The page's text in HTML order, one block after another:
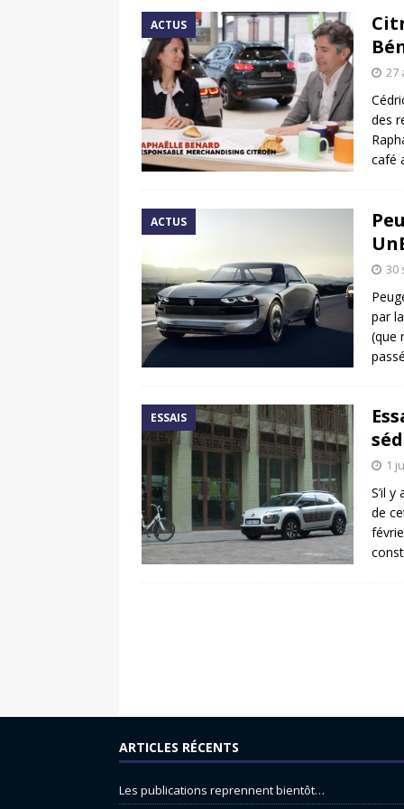
ACTUS
27
des
café
ACTUS
30
par
(que
ESSAIS
1
S’il
de
ARTICLES RÉCENTS
Les publications reprennent bientôt…